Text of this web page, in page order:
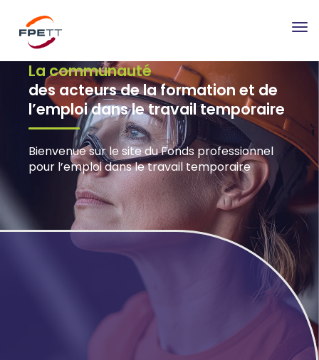
La communauté
des acteurs de la formation et de
l’emploi dans le travail temporaire
Bienvenue sur le site du Fonds professionnel
pour l’emploi dans le travail temporaire